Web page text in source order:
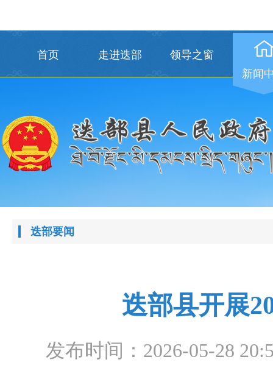
首页 走进迭部
领导之窗
新闻
迭部要闻
迭部县开展
发布时间：2026-05-28